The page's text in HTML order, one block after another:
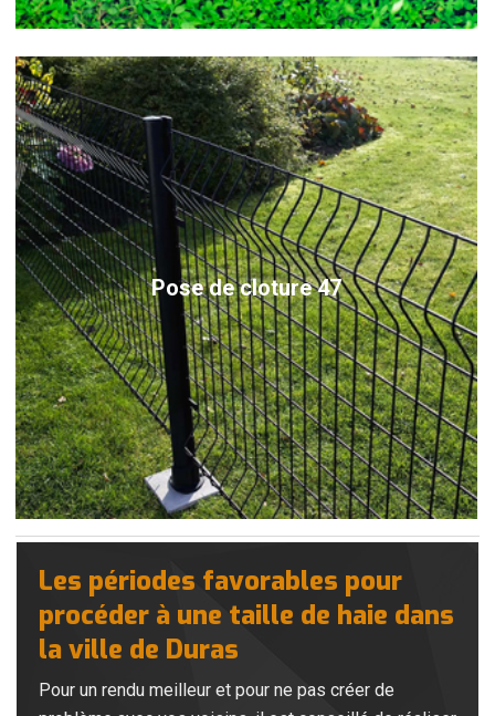
Pose de cloture 47
Les périodes favorables pour
procéder à une taille de haie dans
la ville de Duras
Pour un rendu meilleur et pour ne pas créer de